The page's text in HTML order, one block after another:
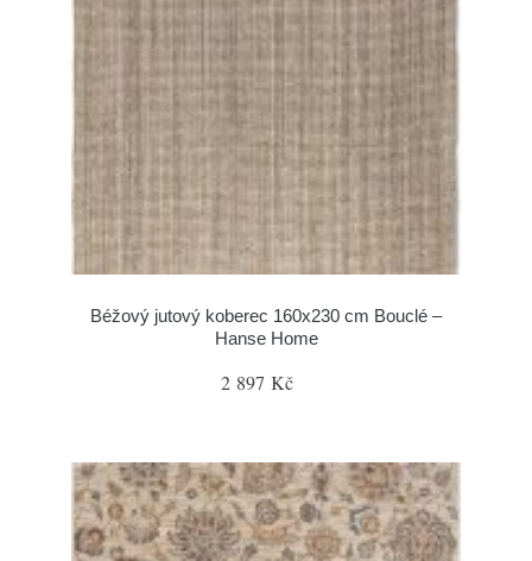
Béžový jutový koberec 160x230 cm Bouclé –
Hanse Home
2 897 Kč